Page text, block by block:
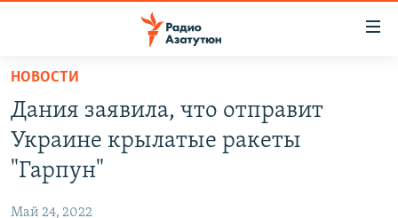
Перейти
основному
содержанию
Перейти
основной
НОВОСТИ
ПОЛИТИКА
НОВОСТИ
Дания заявила, что отправит
Украине крылатые ракеты
"Гарпун"
Май 24, 2022